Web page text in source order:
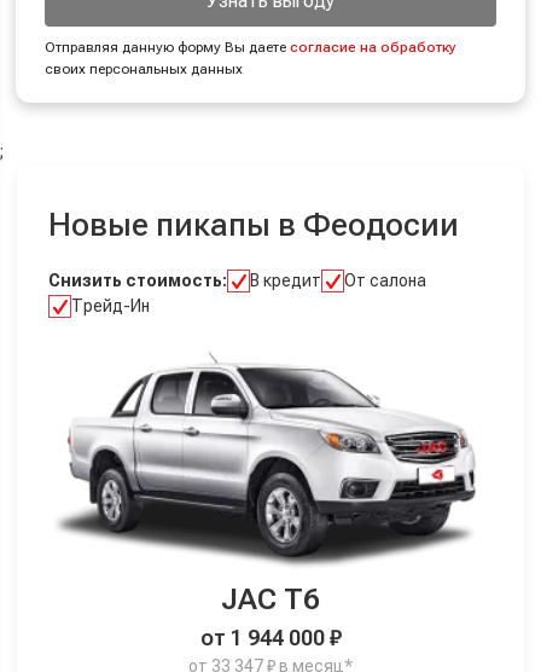
Отправляя данную форму Вы даетесогласие на обработку
своих персональных данных
;
Новые пикапы в Феодосии
Снизить стоимость: В кредит
От салона
Трейд-Ин
JAC T6
от 1 944 000 ₽
от 33 347 ₽ в месяц*